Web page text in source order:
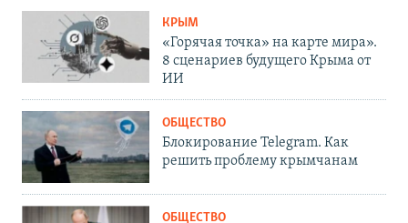
КРЫМ
«Горячая точка» на карте мира».
8 сценариев будущего Крыма от
ИИ
ОБЩЕСТВО
Блокирование Telegram. Как
решить проблему крымчанам
ОБЩЕСТВО